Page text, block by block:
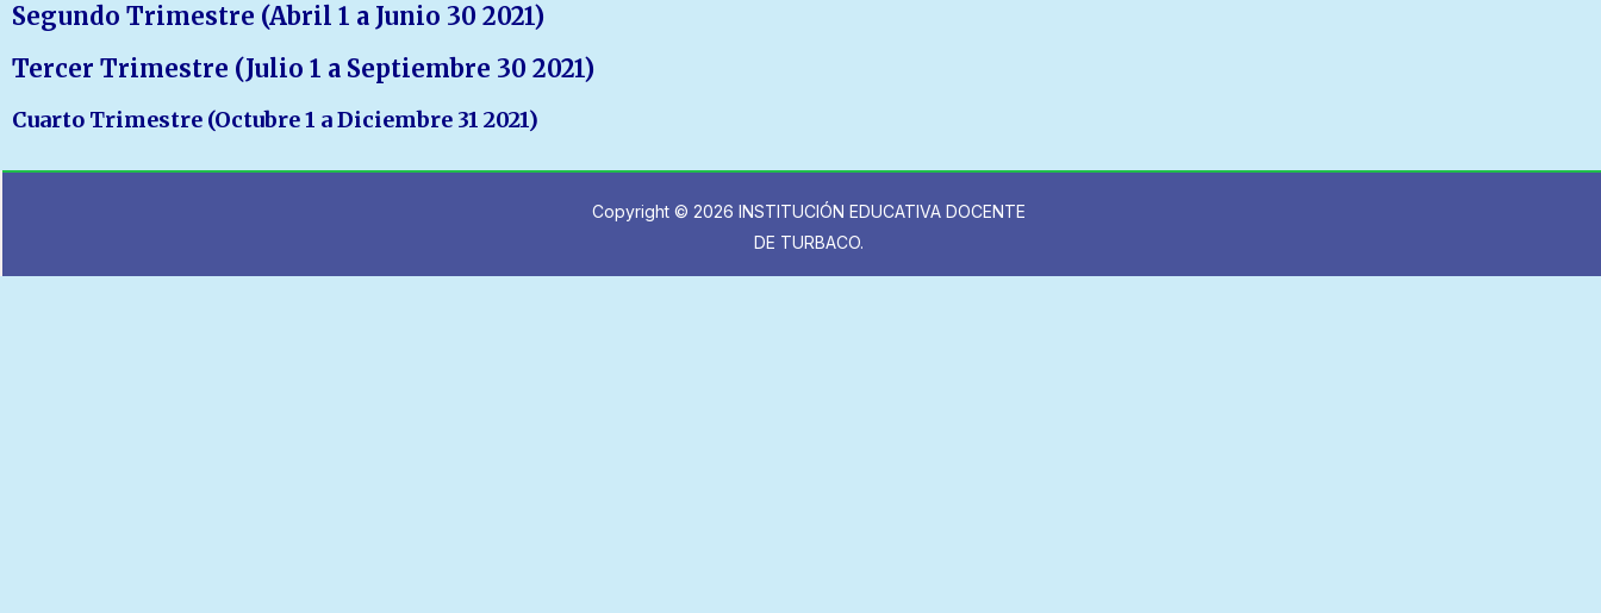
Segundo Trimestre (Abril 1 a Junio 30 2021)
Tercer Trimestre (Julio 1 a Septiembre 30 2021)
Cuarto Trimestre (Octubre 1 a Diciembre 31 2021)
Copyright © 2026 INSTITUCIÓN EDUCATIVA DOCENTE
DE TURBACO.